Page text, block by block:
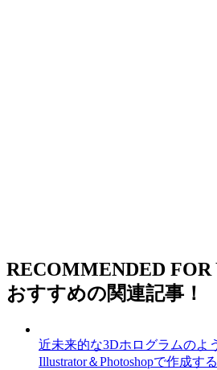
RECOMMENDED FOR
おすすめの関連記事！
近未来的な3Dホログラムのよ
Illustrator＆Photoshopで作成する